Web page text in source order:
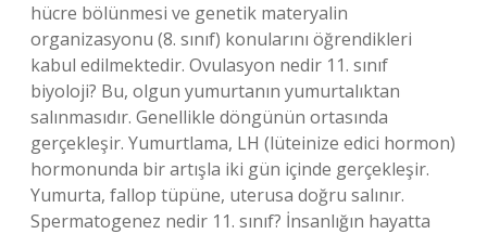
hücre bölünmesi ve genetik materyalin
organizasyonu (8. sınıf) konularını öğrendikleri
kabul edilmektedir. Ovulasyon nedir 11. sınıf
biyoloji? Bu, olgun yumurtanın yumurtalıktan
salınmasıdır. Genellikle döngünün ortasında
gerçekleşir. Yumurtlama, LH (lüteinize edici hormon)
hormonunda bir artışla iki gün içinde gerçekleşir.
Yumurta, fallop tüpüne, uterusa doğru salınır.
Spermatogenez nedir 11. sınıf? İnsanlığın hayatta